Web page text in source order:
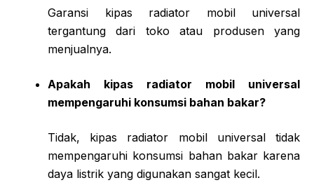
Garansi kipas radiator mobil universal
tergantung dari toko atau produsen yang
menjualnya.
Apakah kipas radiator mobil universal
mempengaruhi konsumsi bahan bakar?
Tidak, kipas radiator mobil universal tidak
mempengaruhi konsumsi bahan bakar karena
daya listrik yang digunakan sangat kecil.